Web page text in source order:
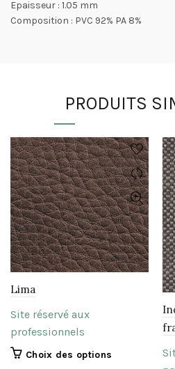
Epaisseur : 1.05 mm
Composition : PVC 92% PA 8%
PRODUITS
Lima
Site réservé aux
professionnels
Choix des options